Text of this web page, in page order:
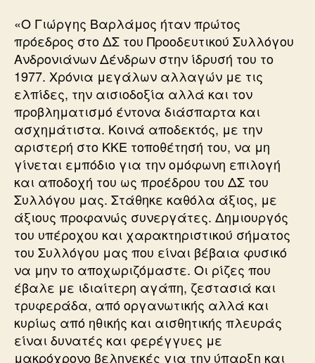
«Ο Γιώργης Βαρλάμος ήταν πρώτος
πρόεδρος στο ΔΣ του Προοδευτικού Συλλόγου
Ανδρονιάνων Δένδρων στην ίδρυσή του το
1977. Χρόνια μεγάλων αλλαγών με τις
ελπίδες, την αισιοδοξία αλλά και τον
προβληματισμό έντονα διάσπαρτα και
ασχημάτιστα. Κοινά αποδεκτός, με την
αριστερή στο ΚΚΕ τοποθέτησή του, να μη
γίνεται εμπόδιο για την ομόφωνη επιλογή
και αποδοχή του ως προέδρου του ΔΣ του
Συλλόγου μας. Στάθηκε καθόλα άξιος, με
άξιους προφανώς συνεργάτες. Δημιουργός
του υπέροχου και χαρακτηριστικού σήματος
του Συλλόγου μας που είναι βέβαια φυσικό
να μην το αποχωριζόμαστε. Οι ρίζες που
έβαλε με ιδιαίτερη αγάπη, ζεστασιά και
τρυφεράδα, από οργανωτικής αλλά και
κυρίως από ηθικής και αισθητικής πλευράς
είναι δυνατές και φερέγγυες με
μακρόχρονο βεληνεκές για την ύπαρξη και